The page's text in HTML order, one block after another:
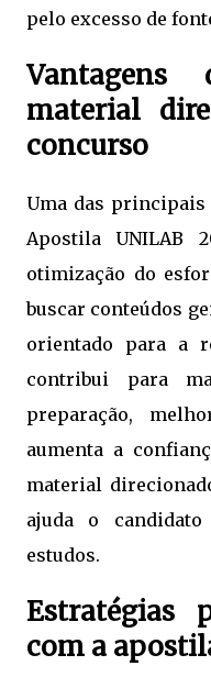
pelo excesso de
material
concurso
Uma das principais
Apostila UNILAB
otimização do
buscar conteúdos
orientado para a
contribui para
preparação,
aumenta a
material
ajuda o
estudos.
Estratégias
com a